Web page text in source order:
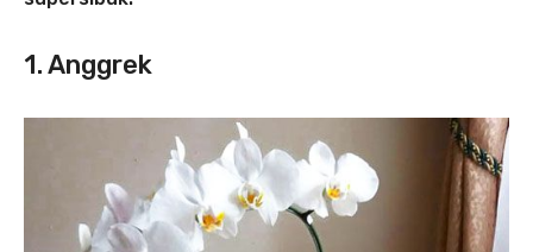
1. Anggrek